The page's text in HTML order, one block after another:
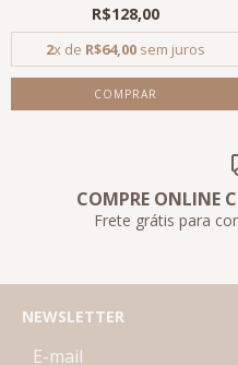
R$128,00
2x de R$64,00sem juros
COMPRE ONLINE
Frete grátis para
NEWSLETTER